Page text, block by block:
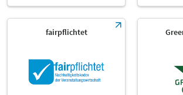
fairpflichtet